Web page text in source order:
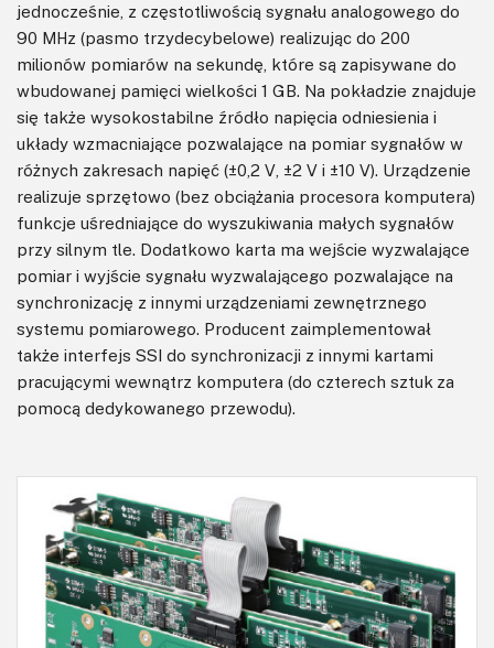
jednocześnie, z częstotliwością sygnału analogowego do
90 MHz (pasmo trzydecybelowe) realizując do 200
milionów pomiarów na sekundę, które są zapisywane do
wbudowanej pamięci wielkości 1 GB. Na pokładzie znajduje
się także wysokostabilne źródło napięcia odniesienia i
układy wzmacniające pozwalające na pomiar sygnałów w
różnych zakresach napięć (±0,2 V, ±2 V i ±10 V). Urządzenie
realizuje sprzętowo (bez obciążania procesora komputera)
funkcje uśredniające do wyszukiwania małych sygnałów
przy silnym tle. Dodatkowo karta ma wejście wyzwalające
pomiar i wyjście sygnału wyzwalającego pozwalające na
synchronizację z innymi urządzeniami zewnętrznego
systemu pomiarowego. Producent zaimplementował
także interfejs SSI do synchronizacji z innymi kartami
pracującymi wewnątrz komputera (do czterech sztuk za
pomocą dedykowanego przewodu).